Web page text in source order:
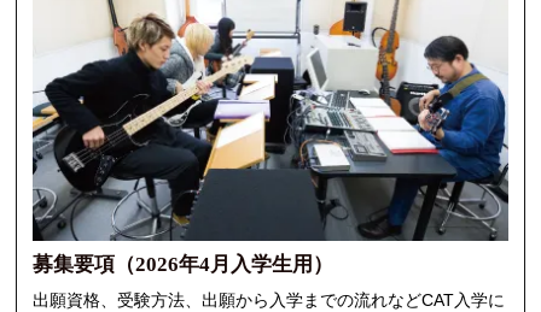
募集要項（2026年4月入学生用）
出願資格、受験方法、出願から入学までの流れなどCAT入学に